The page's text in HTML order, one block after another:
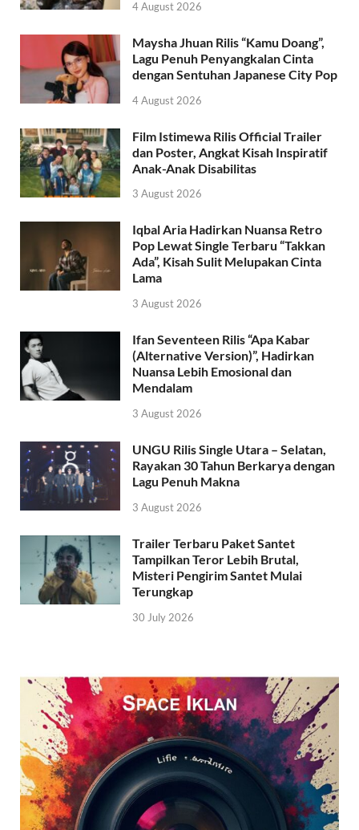
4 August 2026
Maysha Jhuan Rilis “Kamu Doang”,
Lagu Penuh Penyangkalan Cinta
dengan Sentuhan Japanese City Pop
4 August 2026
Film Istimewa Rilis Official Trailer
dan Poster, Angkat Kisah Inspiratif
Anak-Anak Disabilitas
3 August 2026
Iqbal Aria Hadirkan Nuansa Retro
Pop Lewat Single Terbaru “Takkan
Ada”, Kisah Sulit Melupakan Cinta
Lama
3 August 2026
Ifan Seventeen Rilis “Apa Kabar
(Alternative Version)”, Hadirkan
Nuansa Lebih Emosional dan
Mendalam
3 August 2026
UNGU Rilis Single Utara – Selatan,
Rayakan 30 Tahun Berkarya dengan
Lagu Penuh Makna
3 August 2026
Trailer Terbaru Paket Santet
Tampilkan Teror Lebih Brutal,
Misteri Pengirim Santet Mulai
Terungkap
30 July 2026